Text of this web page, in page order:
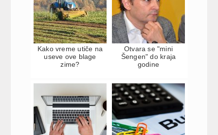
Kako vreme utiče na
useve ove blage
zime?
Otvara se "mini
Šengen" do kraja
godine